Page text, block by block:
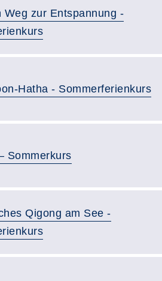
Weg zur Entspannung -
Hatha - Sommerferienkurs
Sommerkurs
Qigong am See -